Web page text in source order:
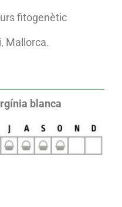
fitogenètic
Mallorca.
blanca